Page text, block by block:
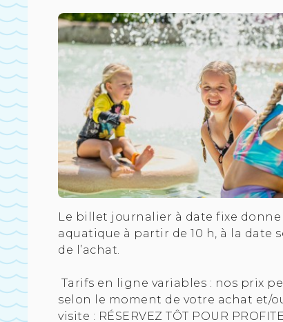
Le billet journalier à date fixe donne
aquatique à partir de 10 h, à la date
de l’achat.
Tarifs en ligne variables : nos prix
selon le moment de votre achat et/
visite : RÉSERVEZ TÔT POUR